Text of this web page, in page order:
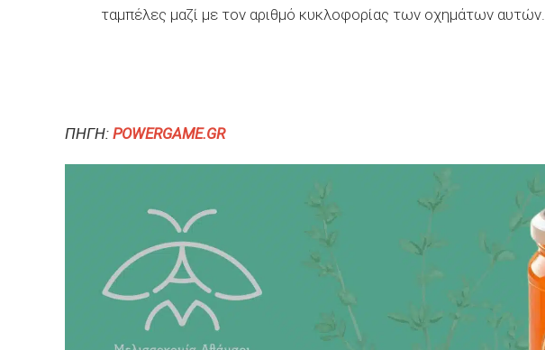
ταμπέλες μαζί με τον αριθμό κυκλοφορίας των οχημάτων αυτών.
ΠΗΓΗ: POWERGAME.GR